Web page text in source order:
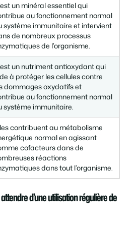
un minéral essentiel qui
au fonctionnement normal
système immunitaire et intervient
de nombreux processus
de l’organisme.
un nutriment antioxydant qui
à protéger les cellules contre
dommages oxydatifs et
au fonctionnement normal
système immunitaire.
contribuent au métabolisme
normal en agissant
cofacteurs dans de
réactions
dans tout l’organisme.
d’une utilisation régulière de